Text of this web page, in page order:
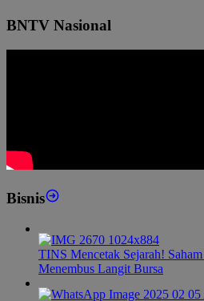
BNTV Nasional
Bisnis
TINS Mencetak Sejarah!
Menembus Langit Bursa